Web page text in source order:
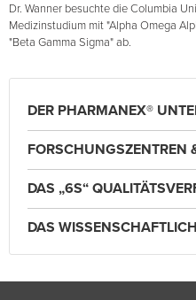
Dr. Wanner besuchte die Columbia
Medizinstudium mit "Alpha Omega
"Beta Gamma Sigma" ab.
DER PHARMANEX®
FORSCHUNGSZENTREN
DAS „6S“
DAS